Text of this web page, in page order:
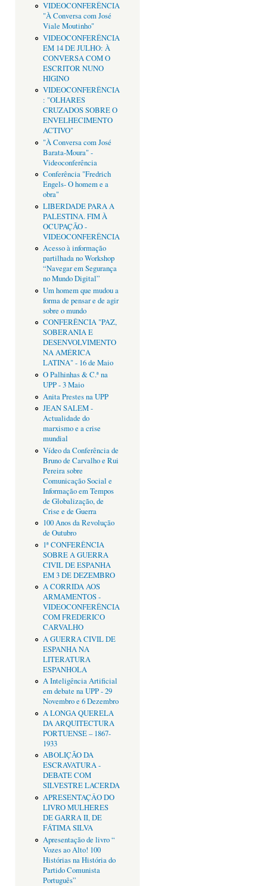
VIDEOCONFERÊNCIA
"À Conversa com José
Viale Moutinho"
VIDEOCONFERÊNCIA
EM 14 DE JULHO: À
CONVERSA COM O
ESCRITOR NUNO
HIGINO
VIDEOCONFERÊNCIA
: "OLHARES
CRUZADOS SOBRE O
ENVELHECIMENTO
ACTIVO"
"À Conversa com José
Barata-Moura" -
Videoconferência
Conferência "Fredrich
Engels- O homem e a
obra"
LIBERDADE PARA A
PALESTINA. FIM À
OCUPAÇÃO -
VIDEOCONFERÊNCIA
Acesso à informação
partilhada no Workshop
“Navegar em Segurança
no Mundo Digital”
Um homem que mudou a
forma de pensar e de agir
sobre o mundo
CONFERÊNCIA "PAZ,
SOBERANIA E
DESENVOLVIMENTO
NA AMÉRICA
LATINA" - 16 de Maio
O Palhinhas & C.ª na
UPP - 3 Maio
Anita Prestes na UPP
JEAN SALEM -
Actualidade do
marxismo e a crise
mundial
Vídeo da Conferência de
Bruno de Carvalho e Rui
Pereira sobre
Comunicação Social e
Informação em Tempos
de Globalização, de
Crise e de Guerra
100 Anos da Revolução
de Outubro
1ª CONFERÊNCIA
SOBRE A GUERRA
CIVIL DE ESPANHA
EM 3 DE DEZEMBRO
A CORRIDA AOS
ARMAMENTOS -
VIDEOCONFERÊNCIA
COM FREDERICO
CARVALHO
A GUERRA CIVIL DE
ESPANHA NA
LITERATURA
ESPANHOLA
A Inteligência Artificial
em debate na UPP - 29
Novembro e 6 Dezembro
A LONGA QUERELA
DA ARQUITECTURA
PORTUENSE – 1867-
1933
ABOLIÇÃO DA
ESCRAVATURA -
DEBATE COM
SILVESTRE LACERDA
APRESENTAÇÂO DO
LIVRO MULHERES
DE GARRA II, DE
FÁTIMA SILVA
Apresentação de livro “
Vozes ao Alto! 100
Histórias na História do
Partido Comunista
Português”